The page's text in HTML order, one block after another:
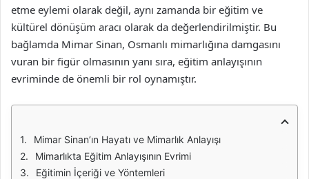
etme eylemi olarak değil, aynı zamanda bir eğitim ve
kültürel dönüşüm aracı olarak da değerlendirilmiştir. Bu
bağlamda Mimar Sinan, Osmanlı mimarlığına damgasını
vuran bir figür olmasının yanı sıra, eğitim anlayışının
evriminde de önemli bir rol oynamıştır.
Mimar Sinan’ın Hayatı ve Mimarlık Anlayışı
Mimarlıkta Eğitim Anlayışının Evrimi
Eğitimin İçeriği ve Yöntemleri